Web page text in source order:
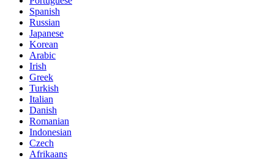
Spanish
Russian
Japanese
Korean
Arabic
Irish
Greek
Turkish
Italian
Danish
Romanian
Indonesian
Czech
Afrikaans